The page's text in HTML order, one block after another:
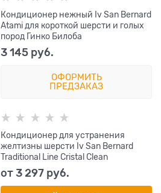
Кондиционер нежный Iv San Bernard
Atami для короткой шерсти и голых
пород Гинко Билоба
3 145 руб.
ОФОРМИТЬ
ПРЕДЗАКАЗ
Кондиционер для устранения
желтизны шерсти Iv San Bernard
Traditional Line Cristal Clean
от3 297 руб.